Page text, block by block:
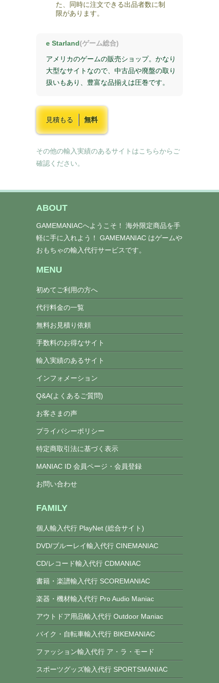
た、同時に注文できる出品者数に制
限があります。
e Starland(ゲーム総合)
アメリカのゲームの販売ショップ。かなり
大型なサイトなので、中古品や廃盤の取り
扱いもあり、豊富な品揃えは圧巻です。
見積もる 無料
その他の輸入実績のあるサイトはこちらからご
確認ください。
ABOUT
GAMEMANIACへようこそ！ 海外限定商品を手
軽に手に入れよう！ GAMEMANIAC はゲームや
おもちゃの輸入代行サービスです。
MENU
初めてご利用の方へ
代行料金の一覧
無料お見積り依頼
手数料のお得なサイト
輸入実績のあるサイト
インフォメーション
Q&A(よくあるご質問)
お客さまの声
プライバシーポリシー
特定商取引法に基づく表示
MANIAC ID 会員ページ・会員登録
お問い合わせ
FAMILY
個人輸入代行 PlayNet (総合サイト)
DVD/ブルーレイ輸入代行 CINEMANIAC
CD/レコード輸入代行 CDMANIAC
書籍・楽譜輸入代行 SCOREMANIAC
楽器・機材輸入代行 Pro Audio Maniac
アウトドア用品輸入代行 Outdoor Maniac
バイク・自転車輸入代行 BIKEMANIAC
ファッション輸入代行 ア・ラ・モード
スポーツグッズ輸入代行 SPORTSMANIAC